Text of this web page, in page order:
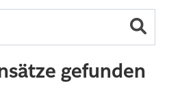
gefunden